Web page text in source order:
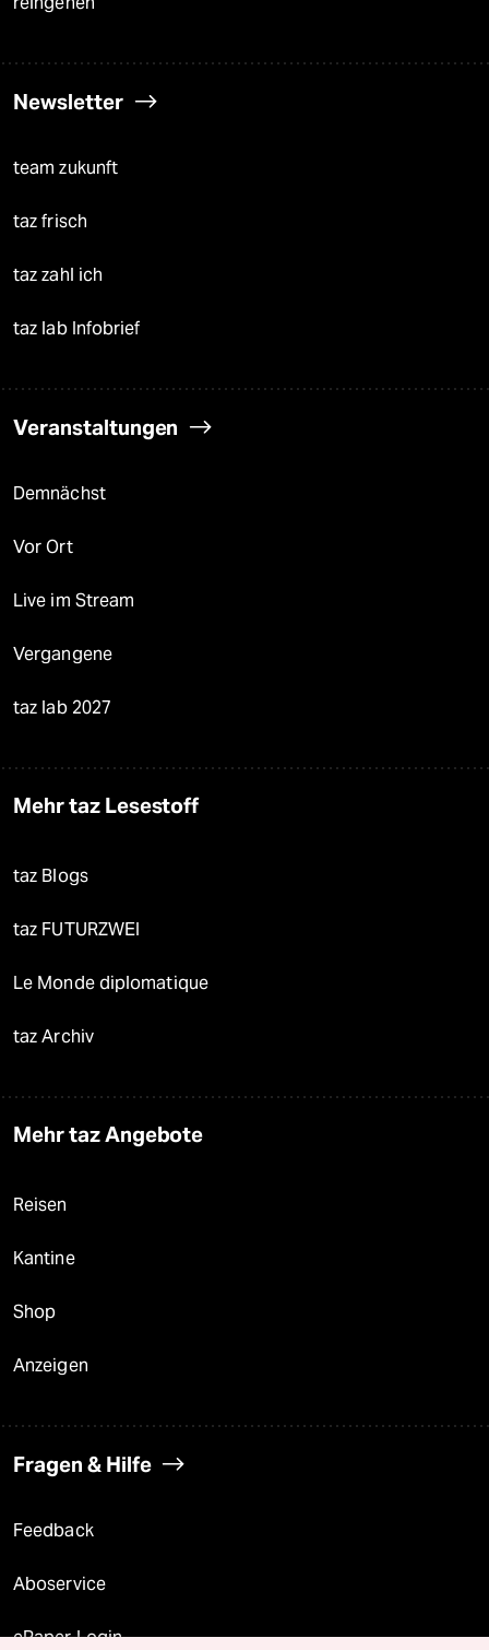
Newsletter
team zukunft
taz frisch
taz zahl ich
taz lab Infobrief
Veranstaltungen
Demnächst
Vor Ort
Live im Stream
Vergangene
taz lab 2027
Mehr taz Lesestoff
taz Blogs
taz FUTURZWEI
Le Monde diplomatique
taz Archiv
Mehr taz Angebote
Reisen
Kantine
Shop
Anzeigen
Fragen & Hilfe
Feedback
Aboservice
ePaper Login